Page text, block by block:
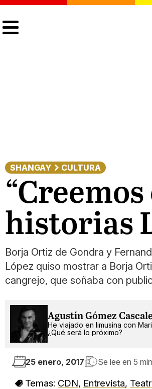
SHANGAY CULTURA
historias
Borja Ortiz de Gondra y
López quiso mostrar a Borja
cangrejo, que soñaba con
Agustín Gómez
He viajado en limusina con
¿Qué será lo próximo?
25 enero, 2017 Se lee en 5
Temas: CDN, Entrevista,